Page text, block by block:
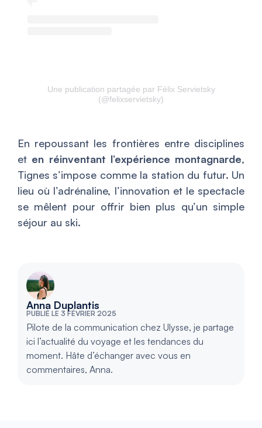
Une publication partagée par Félix Servietsky
(@felixservietsky)
En repoussant les frontières entre disciplines
et en réinventant l’expérience montagnarde,
Tignes s’impose comme la station du futur. Un
lieu où l’adrénaline, l’innovation et le spectacle
se mêlent pour offrir bien plus qu’un simple
séjour au ski.
Anna Duplantis
PUBLIÉ LE 3 FÉVRIER 2025
Pilote de la communication chez Ulysse, je partage
ici l’actualité du voyage et les tendances du
moment. Hâte d’échanger avec vous en
commentaires, Anna.